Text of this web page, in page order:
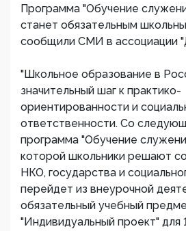
Программа "Обучение
станет обязательным
сообщили СМИ в ассоциации
"Школьное образование в
значительный шаг к практико-
ориентированности и
ответственности. Со
программа "Обучение
которой школьники решают
НКО, государства и
перейдет из внеурочной
обязательный учебный
"Индивидуальный проект" для